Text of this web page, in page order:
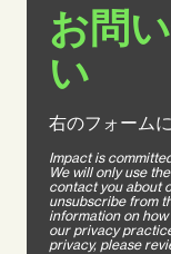
お問
い
右のフォーム
Impact is
We will only use
contact you about
unsubscribe from
information on
our privacy
privacy, please